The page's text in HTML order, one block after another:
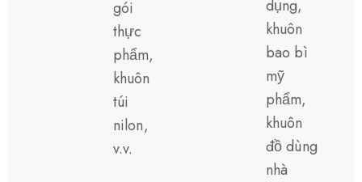
gói
thực
phẩm,
khuôn
túi
nilon,
v.v.
dụng,
khuôn
bao bì
mỹ
phẩm,
khuôn
đồ dùng
nhà